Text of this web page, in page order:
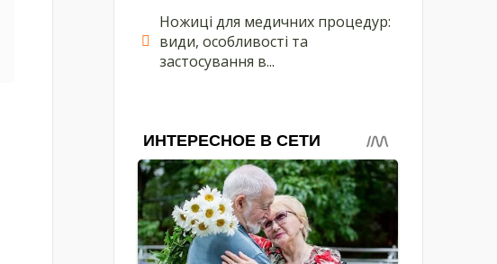
Ножиці для медичних процедур:
види, особливості та
застосування в...